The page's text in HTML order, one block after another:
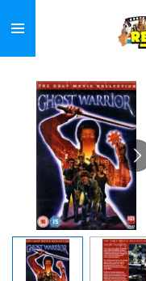
direct
naar
hoofdinhoud